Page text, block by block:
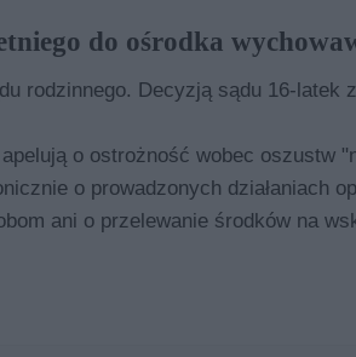
do ośrodka
rodzinnego. Decyzją sądu 16-
o ostrożność wobec oszustw
o prowadzonych działaniach
ani o przelewanie środków na